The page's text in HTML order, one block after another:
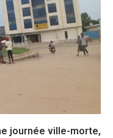
journée ville-morte,